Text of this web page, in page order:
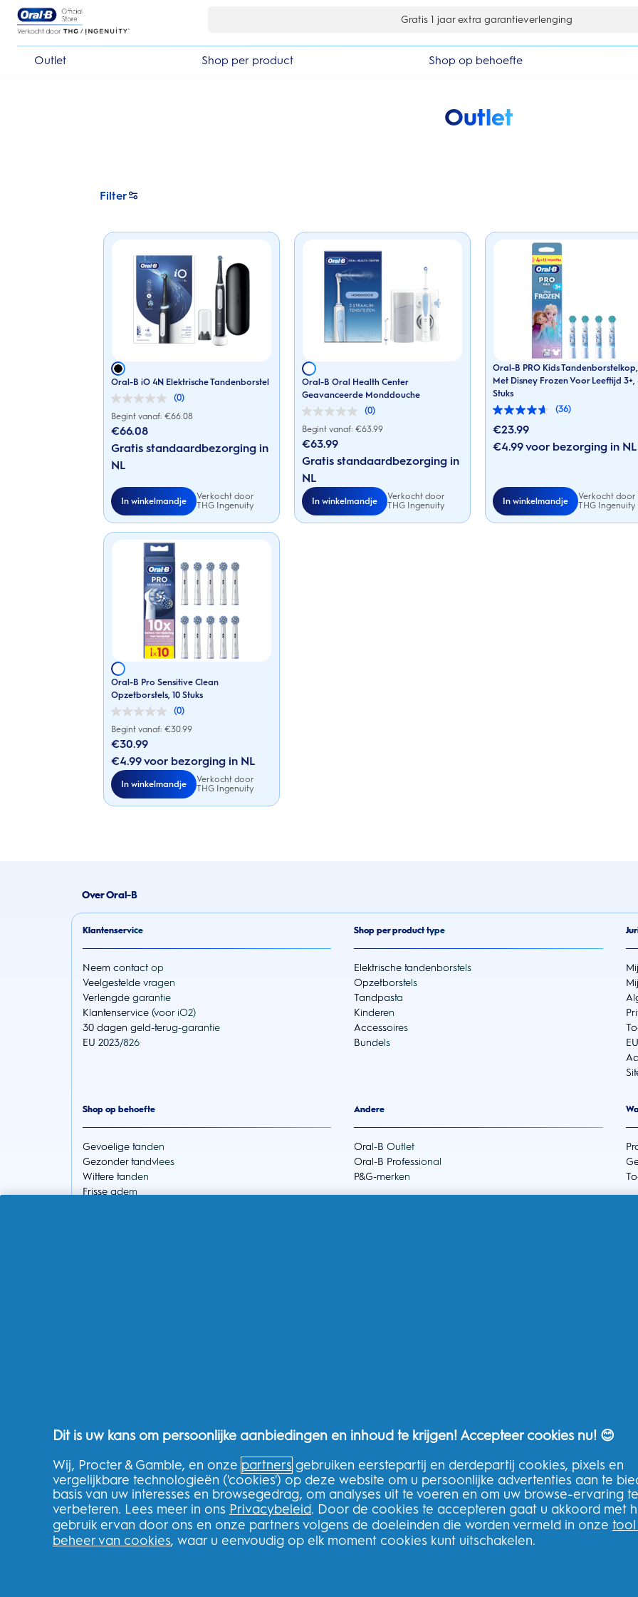
Gratis 1 jaar extra garantieverlenging
Outlet Shop per product Shop op behoefte
Outlet
Filter
Oral-B iO 4N Elektrische Tandenborstel
(0)
0.0
van
5
sterren.
Begint vanaf: €66.08
€66.08
Gratis standaardbezorging in
NL
In winkelmandje
Verkocht door
THG Ingenuity
Oral-B Oral Health Center
Geavanceerde Monddouche
(0)
0.0
van
5
sterren.
Begint vanaf: €63.99
€63.99
Gratis standaardbezorging in
NL
In winkelmandje
Verkocht door
THG Ingenuity
Oral-B PRO Kids Tandenborstelkop,
Met Disney Frozen Voor Leeftijd 3+,
Stuks
(36)
4.6
van
de
5
€23.99
€4.99 voor bezorging in NL
In winkelmandje
Verkocht door
THG Ingenuity
Oral-B Pro Sensitive Clean
Opzetborstels, 10 Stuks
(0)
0.0
van
5
sterren.
Begint vanaf: €30.99
€30.99
€4.99 voor bezorging in NL
In winkelmandje
Verkocht door
THG Ingenuity
Over Oral-B
Klantenservice
Neem contact op
Veelgestelde vragen
Verlengde garantie
Klantenservice (voor iO2)
30 dagen geld-terug-garantie
EU 2023/826
Shop per product type
Elektrische tandenborstels
Opzetborstels
Tandpasta
Kinderen
Accessoires
Bundels
Shop op behoefte
Gevoelige tanden
Gezonder tandvlees
Wittere tanden
Frisse adem
Andere
Oral-B Outlet
Oral-B Professional
P&G-merken
Nederland
FOLLOW US
Meld u aan voor onze
bestelling
Dit is uw kans om persoonlijke aanbiedingen en inhoud te krijgen! Accepteer cookies nu! 😊
Wij, Procter & Gamble, en onze partners gebruiken eerstepartij en derdepartij cookies, pixels en
vergelijkbare technologieën ('cookies') op deze website om u persoonlijke advertenties aan te
basis van uw interesses en browsegedrag, om analyses uit te voeren en om uw browse-ervaring te
verbeteren. Lees meer in ons Privacybeleid. Door de cookies te accepteren gaat u akkoord met
gebruik ervan door ons en onze partners volgens de doeleinden die worden vermeld in onze tool
beheer van cookies, waar u eenvoudig op elk moment cookies kunt uitschakelen.